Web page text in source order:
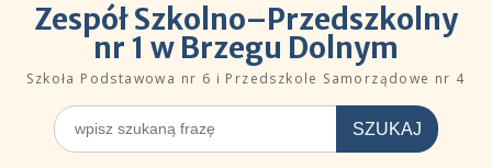
Zespół Szkolno–Przedszkolny
nr 1 w Brzegu Dolnym
Szkoła Podstawowa nr 6 i Przedszkole Samorządowe nr 4
Szukaj
dla: